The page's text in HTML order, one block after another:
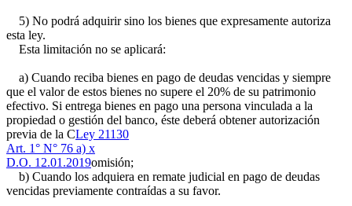
5) No podrá adquirir sino los bienes que expresamente autoriza
esta ley.
Esta limitación no se aplicará:
a) Cuando reciba bienes en pago de deudas vencidas y siempre
que el valor de estos bienes no supere el 20% de su patrimonio
efectivo. Si entrega bienes en pago una persona vinculada a la
propiedad o gestión del banco, éste deberá obtener autorización
previa de la CLey 21130
Art. 1° N° 76 a) x
D.O. 12.01.2019omisión;
b) Cuando los adquiera en remate judicial en pago de deudas
vencidas previamente contraídas a su favor.